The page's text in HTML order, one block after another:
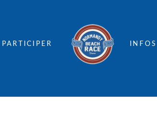
PARTICIPER INFOS